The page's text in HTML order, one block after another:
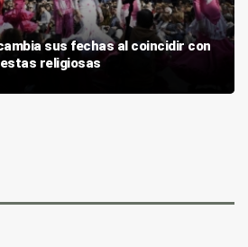
sus fechas al coincidir con
religiosas